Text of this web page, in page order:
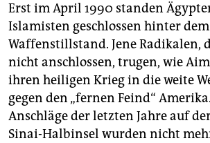
Erst im April 1990 standen
Islamisten geschlossen hinter dem
Waffenstillstand. Jene Radikalen,
nicht anschlossen, trugen, wie
ihren heiligen Krieg in die weite
gegen den „fernen Feind“
Anschläge der letzten Jahre auf
Sinai-Halbinsel wurden nicht